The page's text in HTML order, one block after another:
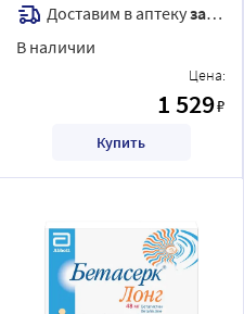
Доставим в аптекузавтра
В наличии
Цена:
1 529₽
Купить